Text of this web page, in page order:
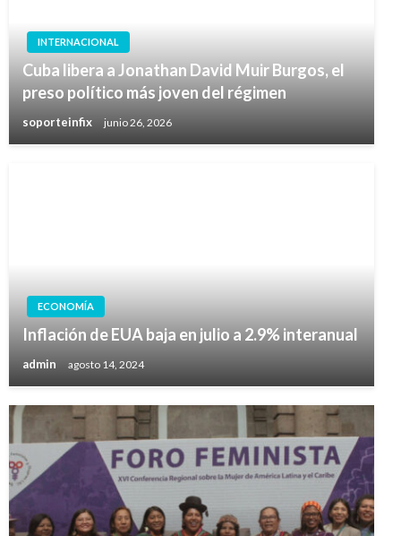
INTERNACIONAL
Cuba libera a Jonathan David Muir Burgos, el
preso político más joven del régimen
soporteinfix junio 26, 2026
ECONOMÍA
Inflación de EUA baja en julio a 2.9% interanual
admin agosto 14, 2024